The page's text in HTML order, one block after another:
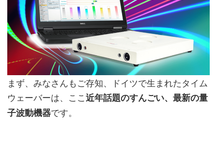
まず、みなさんもご存知、ドイツで生まれたタイム
ウェーバーは、ここ近年話題のすんごい、最新の量
子波動機器です。